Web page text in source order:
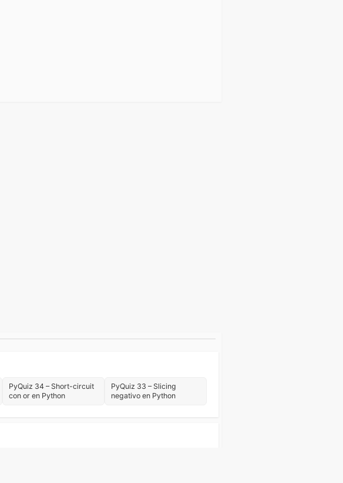
PyQuiz 34 – Short-circuit
con or en Python
PyQuiz 33 – Slicing
negativo en Python